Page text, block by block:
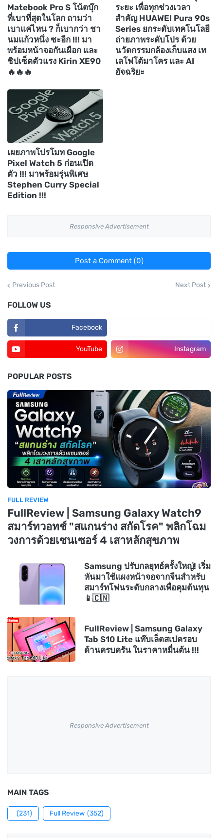
Matebook Pro S โน้ตบุ๊ก
ที่เบาที่สุดในโลก ถามว่า
เบาแค่ไหน ? ก็เบากว่า ชา
นมแก้วหนึ่ง ซะอีก !!! มา
พร้อมหน้าจอกันเผือก และ
ชิปเซ็ตตัวแรง Kirin XE90
🔥🔥🔥
ระยะ เพื่อทุกช่วงเวลา
สำคัญ HUAWEI Pura 90s
Series ยกระดับเทคโนโลยี
ถ่ายภาพระดับโปร ด้วย
นวัตกรรมกล้องเก็บแสง เท
เลโฟโต้มาโคร และ AI
อัจฉริยะ
เผยภาพโปรโมท Google
Pixel Watch 5 ก่อนเปิด
ตัว !!! มาพร้อมรุ่นพิเศษ
Stephen Curry Special
Edition !!!
Responsive Advertisement
Post a Comment (0)
Previous Post Next Post
FOLLOW US
Facebook
YouTube Instagram
POPULAR POSTS
FULL REVIEW
FullReview | Samsung Galaxy Watch9
สมาร์ทวอทช์ "สแกนร่าง สกัดโรค" พลิกโฉม
วงการด้วยเซนเซอร์ 4 เสาหลักสุขภาพ
Samsung ปรับกลยุทธ์ครั้งใหญ่! เริ่ม
หันมาใช้แผงหน้าจอจากจีนสำหรับ
สมาร์ทโฟนระดับกลางเพื่อคุมต้นทุน
📱🇨🇳
FullReview | Samsung Galaxy
Tab S10 Lite แท๊บเล็ตสเปครอบ
ด้านครบครัน ในราคาหมื่นต้น !!!
Responsive Advertisement
MAIN TAGS
(231) Full Review (352)